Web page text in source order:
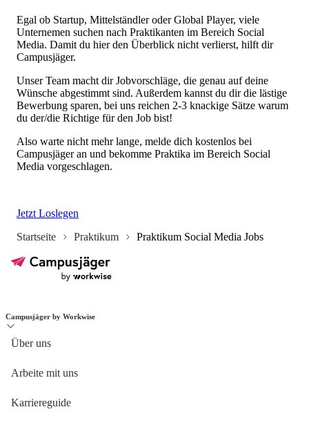
Egal ob Startup, Mittelständler oder Global Player, viele
Unternemen suchen nach Praktikanten im Bereich Social
Media. Damit du hier den Überblick nicht verlierst, hilft dir
Campusjäger.
Unser Team macht dir Jobvorschläge, die genau auf deine
Wünsche abgestimmt sind. Außerdem kannst du dir die lästige
Bewerbung sparen, bei uns reichen 2-3 knackige Sätze warum
du der/die Richtige für den Job bist!
Also warte nicht mehr lange, melde dich kostenlos bei
Campusjäger an und bekomme Praktika im Bereich Social
Media vorgeschlagen.
Jetzt Loslegen
Startseite
Praktikum Praktikum Social Media Jobs
Campusjäger by Workwise
Über uns
Arbeite mit uns
Karriereguide